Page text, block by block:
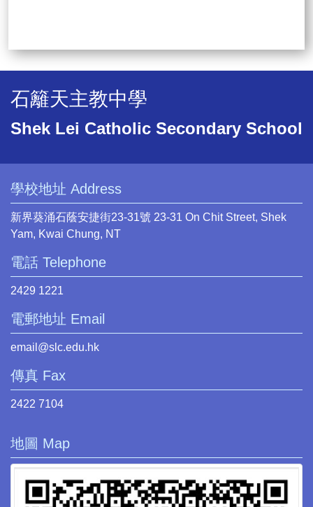
石籬天主教中學
Shek Lei Catholic Secondary School
學校地址 Address
新界葵涌石蔭安捷街23-31號 23-31 On Chit Street, Shek
Yam, Kwai Chung, NT
電話 Telephone
2429 1221
電郵地址 Email
email@slc.edu.hk
傳真 Fax
2422 7104
地圖 Map